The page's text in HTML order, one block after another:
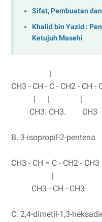
Sifat, Pembuatan
Khalid bin Yazid :
Ketujuh Masehi
|
CH3 - CH - C - CH2 - CH -
| | |
CH3. CH3. CH3
B. 3-isopropil-2-pentena
CH3 - CH = C - CH2 - CH3
|
CH3 - CH - CH3
C. 2,4-dimetil-1,3-